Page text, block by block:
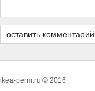
ikea-perm.ru © 2016